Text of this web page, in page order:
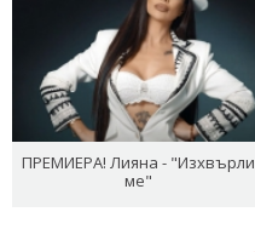
ПРЕМИЕРА! Лияна - "Изхвърли
ме"